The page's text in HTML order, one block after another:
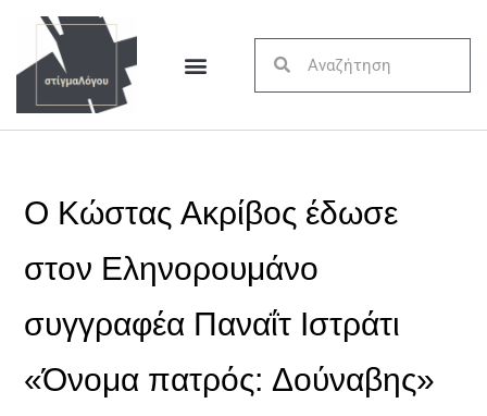
Ο Κώστας Ακρίβος έδωσε
στον Εληνορουμάνο
συγγραφέα Παναΐτ Ιστράτι
«Όνομα πατρός: Δούναβης»